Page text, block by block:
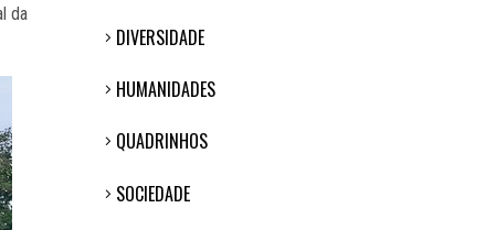
da
DIVERSIDADE
HUMANIDADES
QUADRINHOS
SOCIEDADE